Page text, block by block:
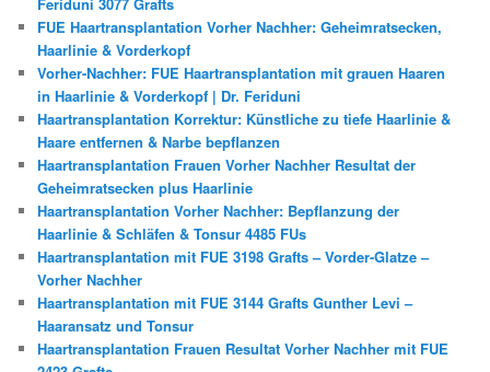
FUE Haartransplantation Vorher Nachher: Geheimratsecken,
Haarlinie & Vorderkopf
Vorher-Nachher: FUE Haartransplantation mit grauen Haaren
in Haarlinie & Vorderkopf | Dr. Feriduni
Haartransplantation Korrektur: Künstliche zu tiefe Haarlinie &
Haare entfernen & Narbe bepflanzen
Haartransplantation Frauen Vorher Nachher Resultat der
Geheimratsecken plus Haarlinie
Haartransplantation Vorher Nachher: Bepflanzung der
Haarlinie & Schläfen & Tonsur 4485 FUs
Haartransplantation mit FUE 3198 Grafts – Vorder-Glatze –
Vorher Nachher
Haartransplantation mit FUE 3144 Grafts Gunther Levi –
Haaransatz und Tonsur
Haartransplantation Frauen Resultat Vorher Nachher mit FUE